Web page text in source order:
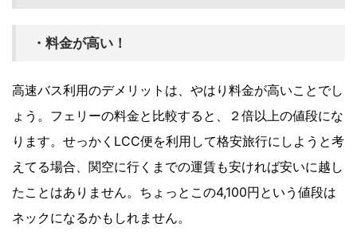
・料金が高い！
高速バス利用のデメリットは、やはり料金が高いことでし
ょう。フェリーの料金と比較すると、２倍以上の値段にな
ります。せっかくLCC便を利用して格安旅行にしようと考
えてる場合、関空に行くまでの運賃も安ければ安いに越し
たことはありません。ちょっとこの4,100円という値段は
ネックになるかもしれません。